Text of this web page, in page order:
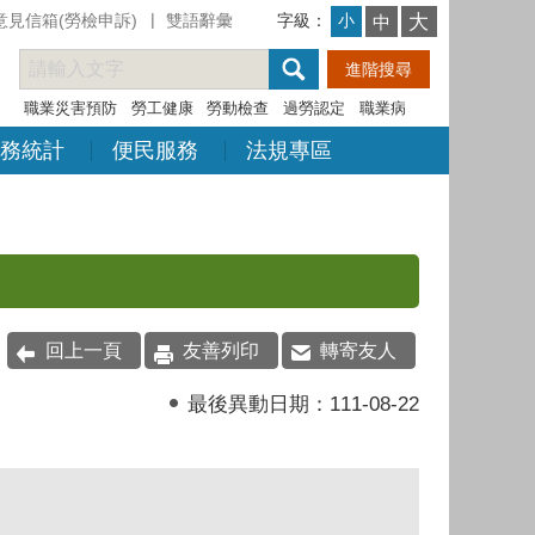
見信箱(勞檢申訴) 雙語辭彙 字級： 小 中 大
職業災害預防 勞工健康 勞動檢查 過勞認定 職業病
統計 便民服務 法規專區
回上一頁 友善列印 轉寄友人
最後異動日期： 111-08-22